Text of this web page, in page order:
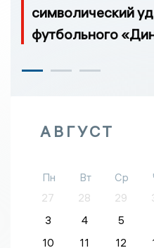
символический
футбольного
АВГУСТ
Пн Вт Ср
27
28 29
3
4 5
10
11 12